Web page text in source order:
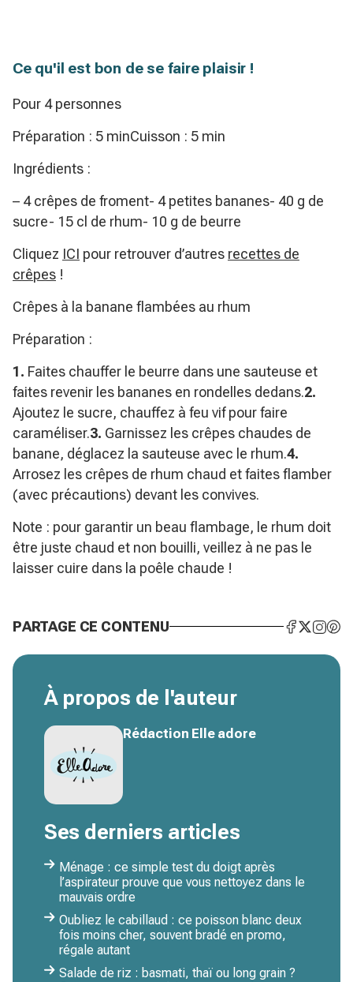
Ce qu'il est bon de se faire plaisir !
Pour 4 personnes
Préparation : 5 minCuisson : 5 min
Ingrédients :
– 4 crêpes de froment- 4 petites bananes- 40 g de
sucre- 15 cl de rhum- 10 g de beurre
Cliquez ICI pour retrouver d’autres recettes de
crêpes !
Crêpes à la banane flambées au rhum
Préparation :
1. Faites chauffer le beurre dans une sauteuse et
faites revenir les bananes en rondelles dedans.2.
Ajoutez le sucre, chauffez à feu vif pour faire
caraméliser.3. Garnissez les crêpes chaudes de
banane, déglacez la sauteuse avec le rhum.4.
Arrosez les crêpes de rhum chaud et faites flamber
(avec précautions) devant les convives.
Note : pour garantir un beau flambage, le rhum doit
être juste chaud et non bouilli, veillez à ne pas le
laisser cuire dans la poêle chaude !
PARTAGE CE CONTENU
À propos de l'auteur
Rédaction Elle adore
Ses derniers articles
Ménage : ce simple test du doigt après
l’aspirateur prouve que vous nettoyez dans le
mauvais ordre
Oubliez le cabillaud : ce poisson blanc deux
fois moins cher, souvent bradé en promo,
régale autant
Salade de riz : basmati, thaï ou long grain ?